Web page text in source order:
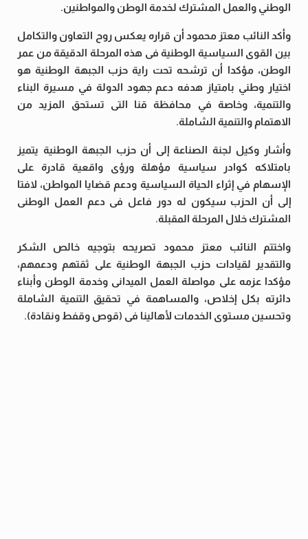
الوطني والعمل المشترك لخدمة الوطن والمواطنين.
وأكد النائب معتز محمود أن قراره يعكس روح التعاون والتكامل
بين القوى السياسية الوطنية فى هذه المرحلة الدقيقة من عمر
الوطن، مؤكدا أن ترشحه تحت راية حزب الجبهة الوطنية هو
اختيار وطني بامتياز هدفه دعم جهود الدولة في مسيرة البناء
والتنمية، وخاصة في محافظة قنا التى تستحق المزيد من
الاهتمام والتنمية الشاملة.
وأشار وكيل لجنة الصناعة إلى أن حزب الجبهة الوطنية يتميز
بامتلاكه كوادر سياسية مؤهلة ورؤى واقعية قادرة على
الإسهام في إثراء الحياة السياسية ودعم قضايا المواطن، لافتا
إلى أن الحزب سيكون له دور فاعل فى دعم العمل الوطنى
المشترك خلال المرحلة المقبلة.
واختتم النائب معتز محمود تصريحه بتوجيه خالص الشكر
والتقدير لقيادات حزب الجبهة الوطنية على ثقتهم ودعمهم،
مؤكدا عزمه على مواصلة العمل الميدانى وخدمة الوطن وأبناء
دائرته بكل إخلاص، والمساهمة في تحقيق التنمية الشاملة
وتحسين مستوى الخدمات لأهالينا فى (قوص وقفط ونقادة).